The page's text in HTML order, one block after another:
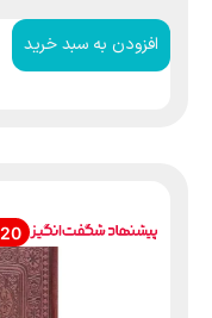
افزودن به سبد خرید
20